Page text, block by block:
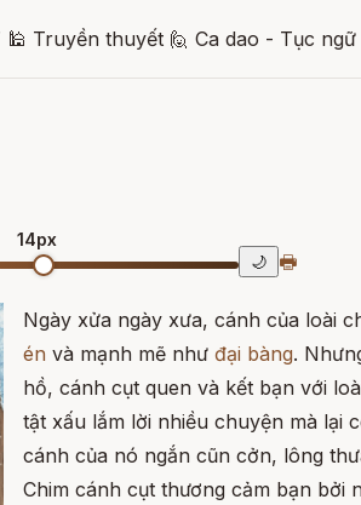
🕌 Truyền thuyết 🙋 Ca dao - Tục ngữ
14px
🌙 🖶
Ngày xửa ngày xưa, cánh của loài
én và mạnh mẽ như đại bàng.
hồ, cánh cụt quen và kết bạn với
tật xấu lắm lời nhiều chuyện mà lại
cánh của nó ngắn cũn cởn, lông
Chim cánh cụt thương cảm bạn bởi